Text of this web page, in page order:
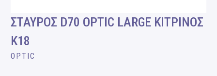
ΣΤΑΥΡΟΣ D70 OPTIC LARGE ΚΙΤΡΙΝΟΣ
Κ18
OPTIC